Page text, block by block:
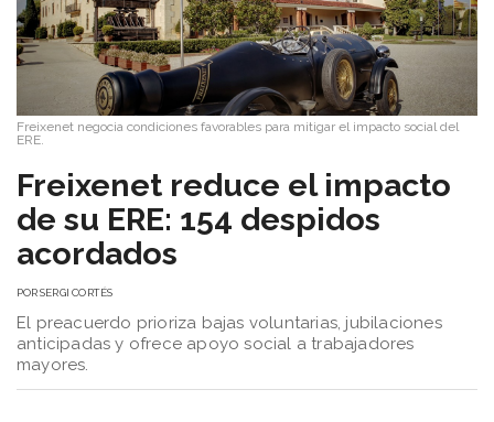
Freixenet negocia condiciones favorables para mitigar el impacto social del
ERE.
Freixenet reduce el impacto
de su ERE: 154 despidos
acordados
PORSERGI CORTÉS
El preacuerdo prioriza bajas voluntarias, jubilaciones
anticipadas y ofrece apoyo social a trabajadores
mayores.